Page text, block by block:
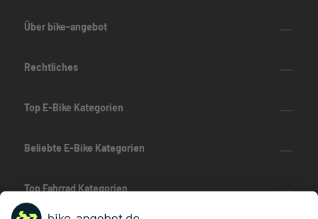
Über bike-angebot
Rechtliches
Top E-Bike Kategorien
Beliebte E-Bike Kategorien
Top Fahrrad Kategorien